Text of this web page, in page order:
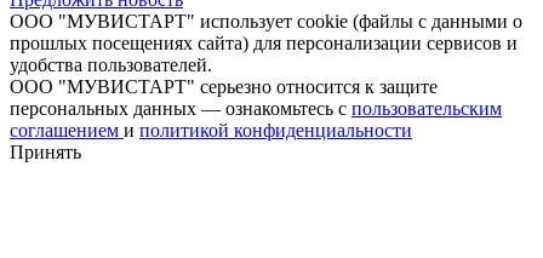
ООО "МУВИСТАРТ" использует cookie (файлы с данными о
прошлых посещениях сайта) для персонализации сервисов и
удобства пользователей.
ООО "МУВИСТАРТ" серьезно относится к защите
персональных данных — ознакомьтесь с пользовательским
соглашением и политикой конфиденциальности
Принять